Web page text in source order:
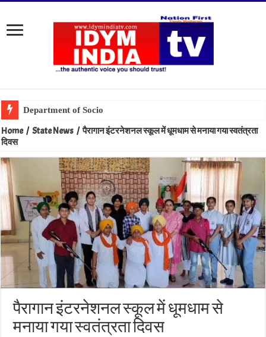
Department of Sociology, MSU Celebrates World Gratitud
Home / State News / पैरागान इंटरनेशनल स्कूल में धूमधाम से मनाया गया स्वतंत्रता
दिवस
पैरागान इंटरनेशनल स्कूल में धूमधाम से
मनाया गया स्वतंत्रता दिवस